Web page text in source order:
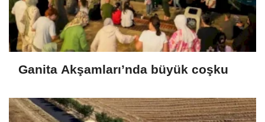
Ganita Akşamları’nda büyük coşku